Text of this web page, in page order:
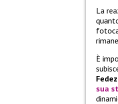
La
È
Fedez
sua